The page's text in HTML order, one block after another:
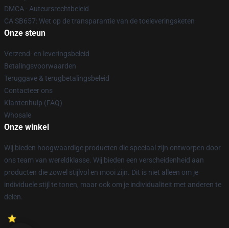
DMCA - Auteursrechtbeleid
CA SB657: Wet op de transparantie van de toeleveringsketen
Onze steun
Verzend- en leveringsbeleid
Betalingsvoorwaarden
Teruggave & terugbetalingsbeleid
Contacteer ons
Klantenhulp (FAQ)
Whosale
Onze winkel
Wij bieden hoogwaardige producten die speciaal zijn ontworpen door
ons team van wereldklasse. Wij bieden een verscheidenheid aan
producten die zowel stijlvol en mooi zijn. Dit is niet alleen om je
individuele stijl te tonen, maar ook om je individualiteit met anderen te
delen.